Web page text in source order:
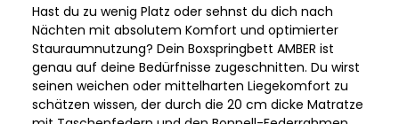
Hast du zu wenig Platz oder sehnst du dich nach
Nächten mit absolutem Komfort und optimierter
Stauraumnutzung? Dein Boxspringbett AMBER ist
genau auf deine Bedürfnisse zugeschnitten. Du wirst
seinen weichen oder mittelharten Liegekomfort zu
schätzen wissen, der durch die 20 cm dicke Matratze